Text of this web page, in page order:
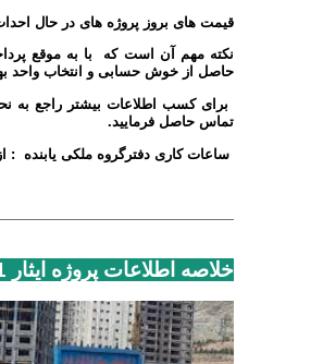
قیمت های بروز پروژه های در حال احداث
نکته مهم آن است که با به موقع
حاصل از خوش حسابی و انتخاب واحد
برای کسب اطلاعات بیشتر راجع به
تماس حاصل فرمایید.
ساعات کاری دفترگروه ملکی یابنده :
خلاصه اطلاعات پروژه ایثار 1 و تصویر روز پروژه